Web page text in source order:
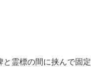
霊標の間に挟んで固定